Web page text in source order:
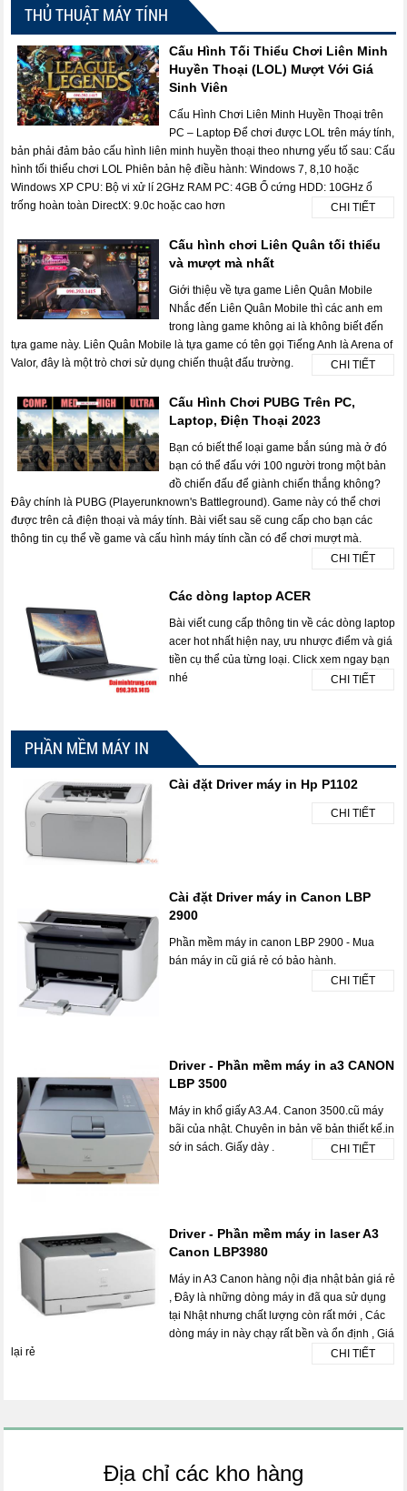
THỦ THUẬT MÁY TÍNH
Cấu Hình Tối Thiểu Chơi Liên Minh
Huyền Thoại (LOL) Mượt Với Giá
Sinh Viên
Cấu Hình Chơi Liên Minh Huyền Thoại trên
PC – Laptop Để chơi được LOL trên máy tính,
bản phải đảm bảo cấu hình liên minh huyền thoại theo nhưng yếu tố sau: Cấu
hình tối thiểu chơi LOL Phiên bản hệ điều hành: Windows 7, 8,10 hoặc
Windows XP CPU: Bộ vi xử lí 2GHz RAM PC: 4GB Ổ cứng HDD: 10GHz ổ
trống hoàn toàn DirectX: 9.0c hoặc cao hơn
CHI TIẾT
Cấu hình chơi Liên Quân tối thiểu
và mượt mà nhất
Giới thiệu về tựa game Liên Quân Mobile
Nhắc đến Liên Quân Mobile thì các anh em
trong làng game không ai là không biết đến
tựa game này. Liên Quân Mobile là tựa game có tên gọi Tiếng Anh là Arena of
Valor, đây là một trò chơi sử dụng chiến thuật đấu trường.
CHI TIẾT
Cấu Hình Chơi PUBG Trên PC,
Laptop, Điện Thoại 2023
Bạn có biết thể loại game bắn súng mà ở đó
bạn có thể đấu với 100 người trong một bản
đồ chiến đấu để giành chiến thắng không?
Đây chính là PUBG (Playerunknown's Battleground). Game này có thể chơi
được trên cả điện thoại và máy tính. Bài viết sau sẽ cung cấp cho bạn các
thông tin cụ thể về game và cấu hình máy tính cần có để chơi mượt mà.
CHI TIẾT
Các dòng laptop ACER
Bài viết cung cấp thông tin về các dòng laptop
acer hot nhất hiện nay, ưu nhược điểm và giá
tiền cụ thể của từng loại. Click xem ngay bạn
nhé
CHI TIẾT
PHẦN MỀM MÁY IN
Cài đặt Driver máy in Hp P1102
CHI TIẾT
Cài đặt Driver máy in Canon LBP
2900
Phần mềm máy in canon LBP 2900 - Mua
bán máy in cũ giá rẻ có bảo hành.
CHI TIẾT
Driver - Phần mềm máy in a3 CANON
LBP 3500
Máy in khổ giấy A3.A4. Canon 3500.cũ máy
bãi của nhật. Chuyên in bản vẽ bản thiết kế.in
sớ in sách. Giấy dày .
CHI TIẾT
Driver - Phần mềm máy in laser A3
Canon LBP3980
Máy in A3 Canon hàng nội địa nhật bản giá rẻ
, Đây là những dòng máy in đã qua sử dụng
tại Nhật nhưng chất lượng còn rất mới , Các
dòng máy in này chạy rất bền và ổn định , Giá
lại rẻ
CHI TIẾT
Địa chỉ các kho hàng